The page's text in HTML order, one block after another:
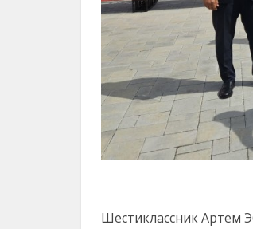
Шестиклассник Артем